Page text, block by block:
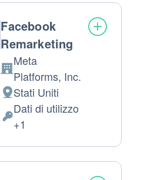
Facebook
Remarketing
Azienda:
Meta
Platforms, Inc.
Luogo del trattamento:
Stati Uniti
Dati Personali trattati:
Dati di utilizzo
+1